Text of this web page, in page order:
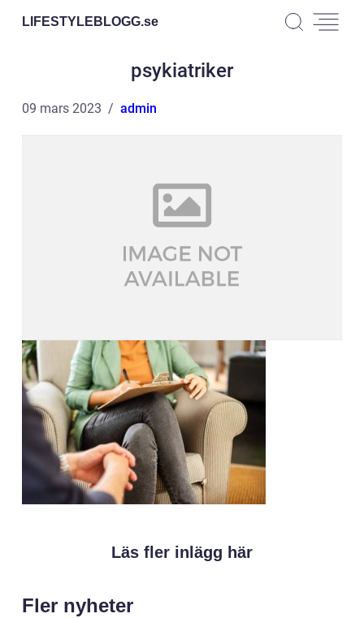
LIFESTYLEBLOGG.se
psykiatriker
09 mars 2023 admin
Läs fler inlägg här
Fler nyheter